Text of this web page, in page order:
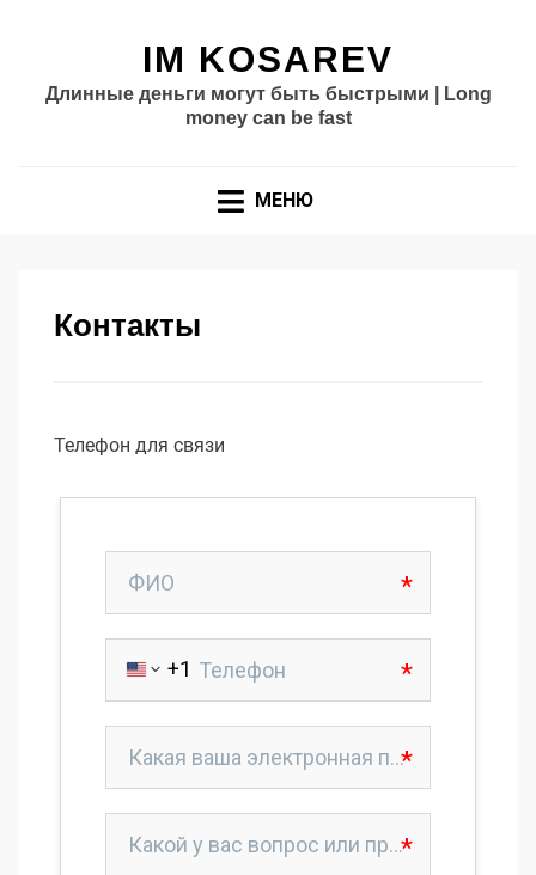
IM KOSAREV
Длинные деньги могут быть быстрыми | Long
money can be fast
МЕНЮ
Контакты
Телефон для связи